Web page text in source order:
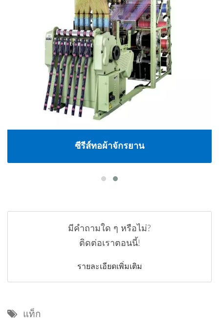
ซีรีส์ทอผ้าจักรยาน
มีคำถามใด ๆ หรือไม่?
ติดต่อเราตอนนี้!
รายละเอียดเพิ่มเติม
แท็ก